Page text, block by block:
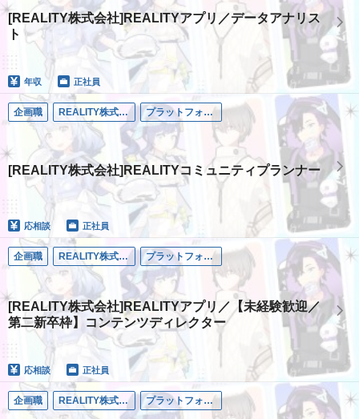
[REALITY株式会社]REALITYアプリ／データアナリス
ト
年収 正社員
企画職 REALITY株式会社 プラットフォーム事業
[REALITY株式会社]REALITYコミュニティプランナー
応相談 正社員
企画職 REALITY株式会社 プラットフォーム事業
[REALITY株式会社]REALITYアプリ／【未経験歓迎／
第二新卒枠】コンテンツディレクター
応相談 正社員
企画職 REALITY株式会社 プラットフォーム事業